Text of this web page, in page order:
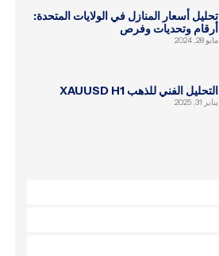
تحليل أسعار المنازل في الولايات المتحدة:
أرقام وتحديات وفرص
مايو 28, 2024
التحليل الفني للذهب XAUUSD H1
يناير 31, 2025